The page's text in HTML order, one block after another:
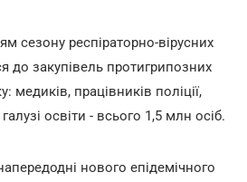
сезону респіраторно-вірусних
до закупівель протигрипозних
медиків, працівників поліції,
освіти - всього 1,5 млн осіб.
нового епідемічного